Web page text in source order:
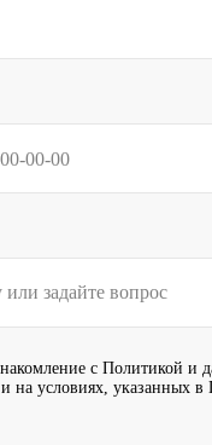
с Политикой и
на условиях, указанных в